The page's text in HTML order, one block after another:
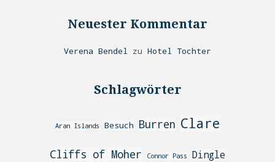
Neuester Kommentar
Verena Bendel zu Hotel Tochter
Schlagwörter
Aran Islands Besuch Burren Clare
Cliffs of Moher Connor Pass Dingle